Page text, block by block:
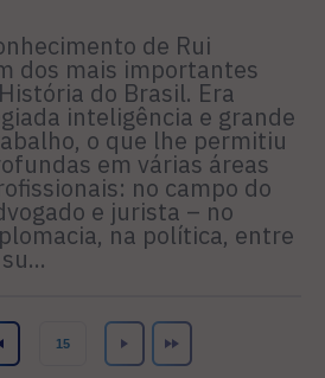
de Rui
dos mais importantes
do Brasil. Era
inteligência e grande
o que lhe permitiu
em várias áreas
no campo do
e jurista – no
na política, entre